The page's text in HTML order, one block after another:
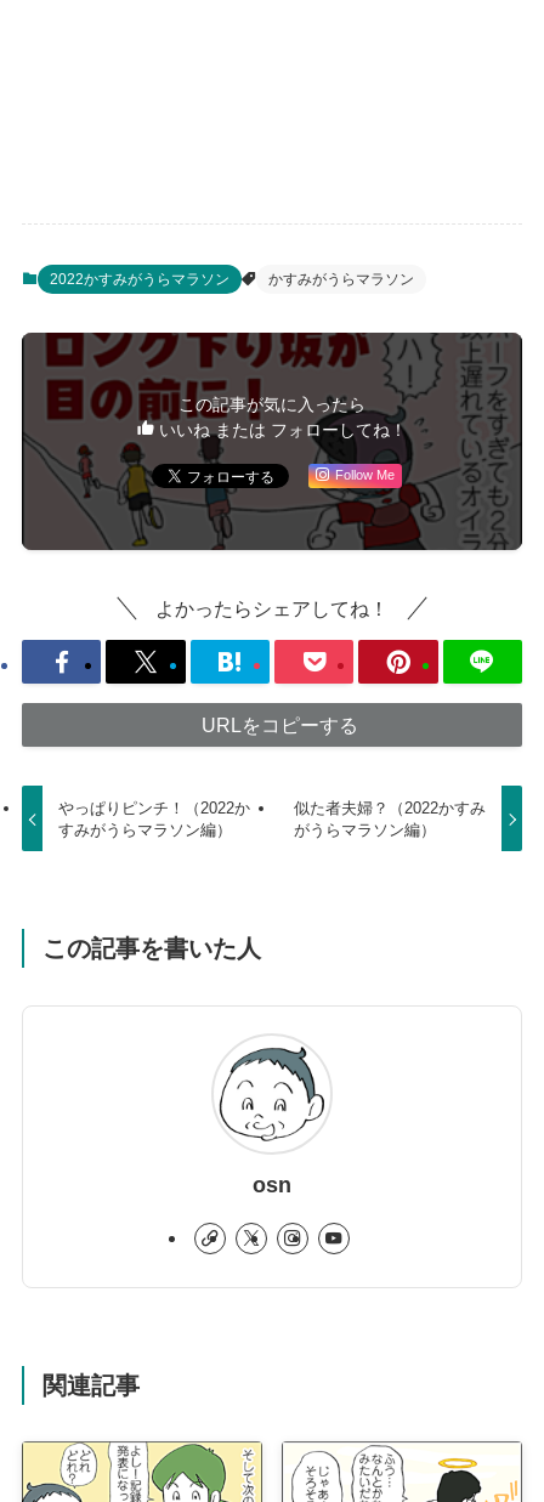
2022かすみがうらマラソン かすみがうらマラソン
この記事が気に入ったら
いいね または フォローしてね！
Follow Me
よかったらシェアしてね！
URLをコピーする
やっぱりピンチ！（2022か
すみがうらマラソン編）
似た者夫婦？（2022かすみ
がうらマラソン編）
この記事を書いた人
osn
関連記事